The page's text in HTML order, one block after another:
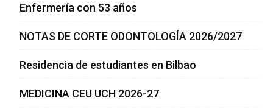
Enfermería con 53 años
NOTAS DE CORTE ODONTOLOGÍA 2026/2027
Residencia de estudiantes en Bilbao
MEDICINA CEU UCH 2026-27